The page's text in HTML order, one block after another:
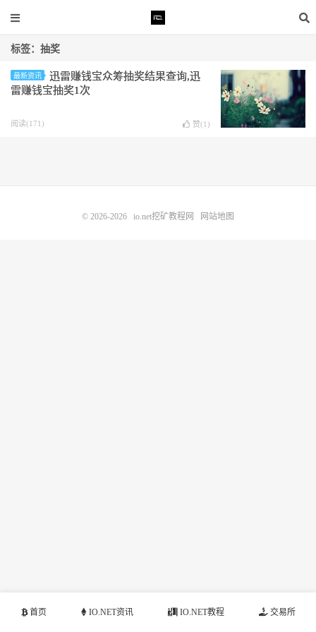
标签：抽奖
最新资讯
迅雷赚钱宝众筹抽奖结果查询,迅
雷赚钱宝抽奖1次
阅读(171) 赞(1 )
首页 IO.NET资讯 IO.NET教程 交易所
© 2026-2026 io.net挖矿教程网 网站地图